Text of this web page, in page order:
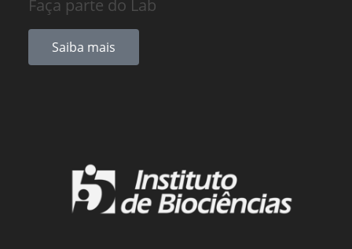
Faça parte do Lab
Saiba mais